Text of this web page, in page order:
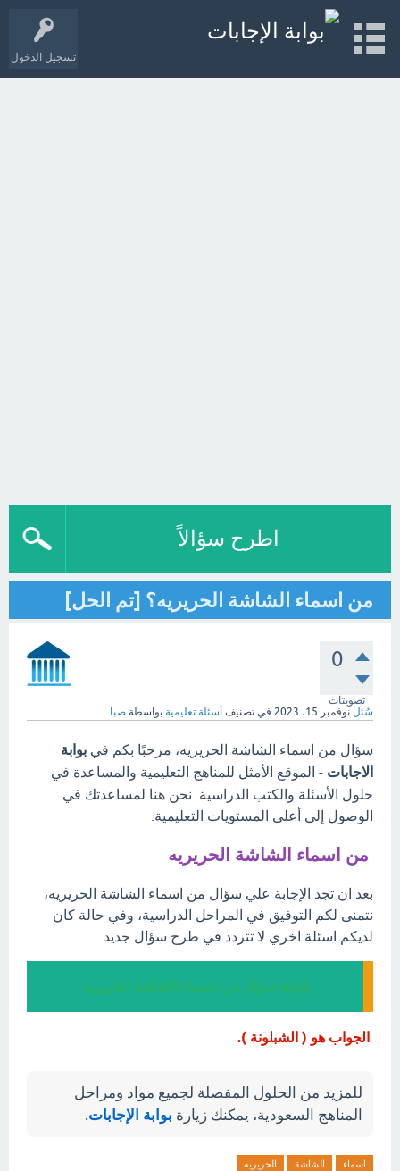
تسجيل الدخول
اطرح سؤالاً
من اسماء الشاشة الحريريه؟ [تم الحل]
0
تصويتات
سُئل نوفمبر 15، 2023 في تصنيف أسئلة تعليمية بواسطة صبا
سؤال من اسماء الشاشة الحريريه، مرحبًا بكم في بوابة
الاجابات - الموقع الأمثل للمناهج التعليمية والمساعدة في
حلول الأسئلة والكتب الدراسية. نحن هنا لمساعدتك في
الوصول إلى أعلى المستويات التعليمية.
من اسماء الشاشة الحريريه
بعد ان تجد الإجابة علي سؤال من اسماء الشاشة الحريريه،
نتمنى لكم التوفيق في المراحل الدراسية، وفي حالة كان
لديكم اسئلة اخري لا تتردد في طرح سؤال جديد.
إجابة سؤال من اسماء الشاشة الحريريه
الجواب هو ( الشبلونة ).
للمزيد من الحلول المفصلة لجميع مواد ومراحل
المناهج السعودية، يمكنك زيارة بوابة الإجابات.
اسماء الشاشة الحريريه